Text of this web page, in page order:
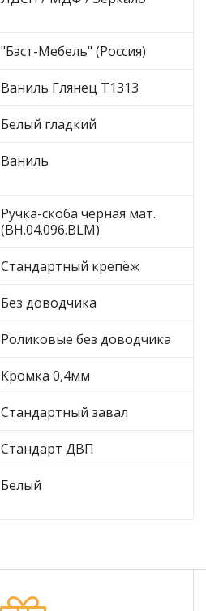
"Бэст-Мебель" (Россия)
Ваниль Глянец Т1313
Белый гладкий
Ваниль
Ручка-скоба черная мат.
(BH.04.096.BLM)
Стандартный крепёж
Без доводчика
Роликовые без доводчика
Кромка 0,4мм
Стандартный завал
Стандарт ДВП
Белый